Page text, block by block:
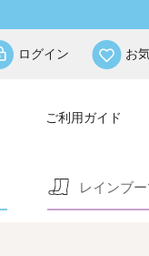
ログイン お
ご利用ガイド
レインブー